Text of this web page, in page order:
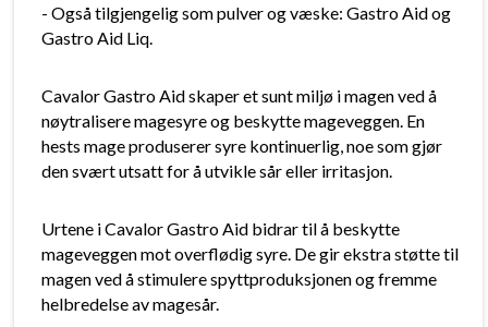
- Også tilgjengelig som pulver og væske: Gastro Aid og
Gastro Aid Liq.
Cavalor Gastro Aid skaper et sunt miljø i magen ved å
nøytralisere magesyre og beskytte mageveggen. En
hests mage produserer syre kontinuerlig, noe som gjør
den svært utsatt for å utvikle sår eller irritasjon.
Urtene i Cavalor Gastro Aid bidrar til å beskytte
mageveggen mot overflødig syre. De gir ekstra støtte til
magen ved å stimulere spyttproduksjonen og fremme
helbredelse av magesår.